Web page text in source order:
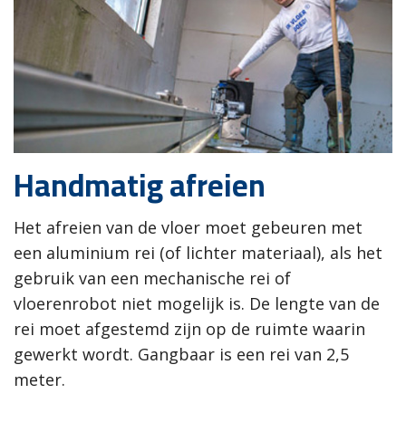
Handmatig afreien
Het afreien van de vloer moet gebeuren met
een aluminium rei (of lichter materiaal), als het
gebruik van een mechanische rei of
vloerenrobot niet mogelijk is. De lengte van de
rei moet afgestemd zijn op de ruimte waarin
gewerkt wordt. Gangbaar is een rei van 2,5
meter.